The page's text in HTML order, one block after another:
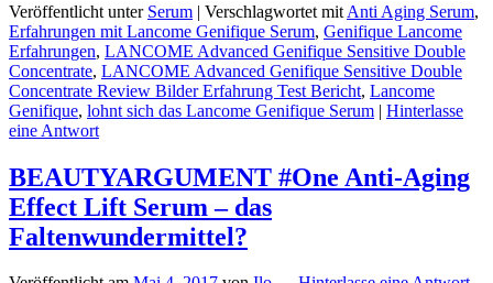
Veröffentlicht unter Serum | Verschlagwortet mit Anti Aging Serum,
Erfahrungen mit Lancome Genifique Serum, Genifique Lancome
Erfahrungen, LANCOME Advanced Genifique Sensitive Double
Concentrate, LANCOME Advanced Genifique Sensitive Double
Concentrate Review Bilder Erfahrung Test Bericht, Lancome
Genifique, lohnt sich das Lancome Genifique Serum | Hinterlasse
eine Antwort
BEAUTYARGUMENT #One Anti-Aging
Effect Lift Serum – das
Faltenwundermittel?